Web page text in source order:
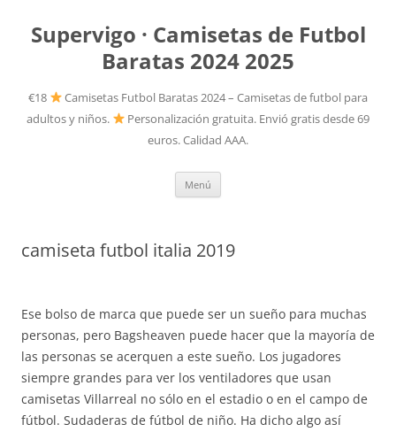
Supervigo · Camisetas de Futbol
Baratas 2024 2025
€18
Camisetas Futbol Baratas 2024 – Camisetas de futbol para
adultos y niños.
Personalización gratuita. Envió gratis desde 69
euros. Calidad AAA.
Menú
camiseta futbol italia 2019
Ese bolso de marca que puede ser un sueño para muchas
personas, pero Bagsheaven puede hacer que la mayoría de
las personas se acerquen a este sueño. Los jugadores
siempre grandes para ver los ventiladores que usan
camisetas Villarreal no sólo en el estadio o en el campo de
fútbol. Sudaderas de fútbol de niño. Ha dicho algo así